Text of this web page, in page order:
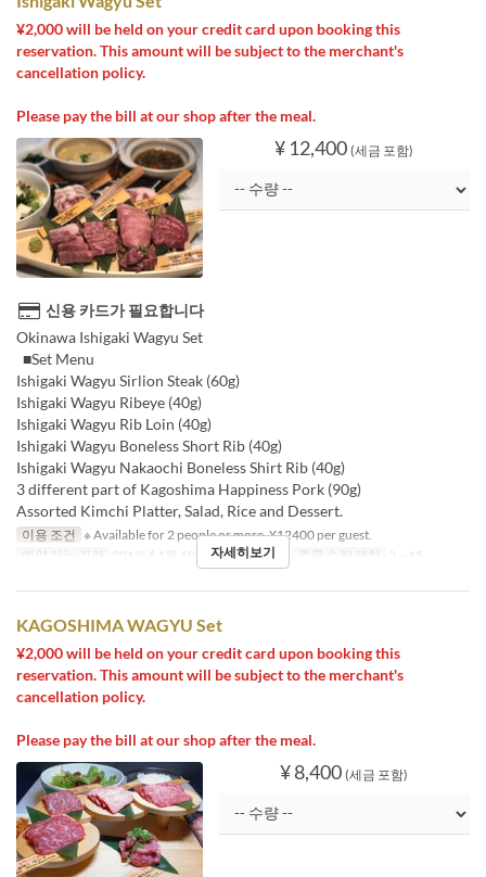
¥2,000 will be held on your credit card upon booking this
reservation. This amount will be subject to the merchant's
cancellation policy.
Please pay the bill at our shop after the meal.
¥ 12,400 (세금 포함)
신용 카드가 필요합니다
Okinawa Ishigaki Wagyu Set
■Set Menu
Ishigaki Wagyu Sirlion Steak (60g)
Ishigaki Wagyu Ribeye (40g)
Ishigaki Wagyu Rib Loin (40g)
Ishigaki Wagyu Boneless Short Rib (40g)
Ishigaki Wagyu Nakaochi Boneless Shirt Rib (40g)
3 different part of Kagoshima Happiness Pork (90g)
Assorted Kimchi Platter, Salad, Rice and Dessert.
이용 조건 ※ Available for 2 people or more. ¥12400 per guest.
예약 가능 기간
2019년 1월 10일 ~ 식사 저녁 주문 수량 제한 2 ~ 15
자세히보기
KAGOSHIMA WAGYU Set
¥2,000 will be held on your credit card upon booking this
reservation. This amount will be subject to the merchant's
cancellation policy.
Please pay the bill at our shop after the meal.
¥ 8,400 (세금 포함)